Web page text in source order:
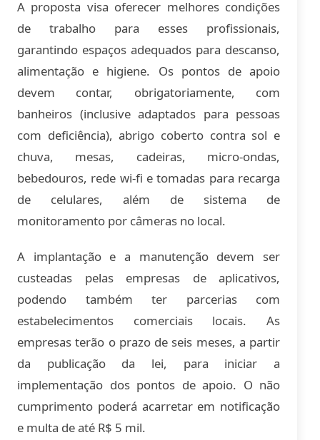
A proposta visa oferecer melhores condições
de trabalho para esses profissionais,
garantindo espaços adequados para descanso,
alimentação e higiene. Os pontos de apoio
devem contar, obrigatoriamente, com
banheiros (inclusive adaptados para pessoas
com deficiência), abrigo coberto contra sol e
chuva, mesas, cadeiras, micro-ondas,
bebedouros, rede wi-fi e tomadas para recarga
de celulares, além de sistema de
monitoramento por câmeras no local.
A implantação e a manutenção devem ser
custeadas pelas empresas de aplicativos,
podendo também ter parcerias com
estabelecimentos comerciais locais. As
empresas terão o prazo de seis meses, a partir
da publicação da lei, para iniciar a
implementação dos pontos de apoio. O não
cumprimento poderá acarretar em notificação
e multa de até R$ 5 mil.